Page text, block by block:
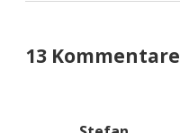
13 Kommentare